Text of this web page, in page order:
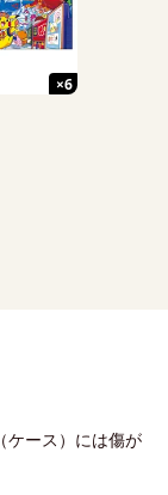
×6
ケース）には傷が